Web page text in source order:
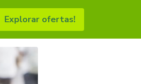
Explorar ofertas!